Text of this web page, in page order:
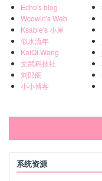
Echo's blog
Wcowin's Web
Ksable's 小屋
似水流年
KaiQi.Wang
文武科技社
刘郎阁
小小博客
系统资源